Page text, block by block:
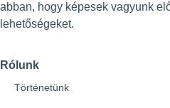
abban, hogy képesek vagyunk
lehetőségeket.
Rólunk
Történetünk